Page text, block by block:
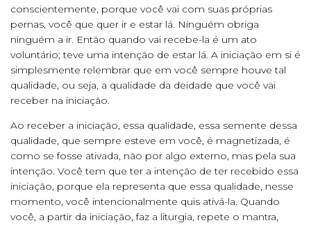
conscientemente, porque você vai com suas próprias
pernas, você que quer ir e estar lá. Ninguém obriga
ninguém a ir. Então quando vai recebe-la é um ato
voluntário; teve uma intenção de estar lá. A iniciação em si é
simplesmente relembrar que em você sempre houve tal
qualidade, ou seja, a qualidade da deidade que você vai
receber na iniciação.
Ao receber a iniciação, essa qualidade, essa semente dessa
qualidade, que sempre esteve em você, é magnetizada, é
como se fosse ativada, não por algo externo, mas pela sua
intenção. Você tem que ter a intenção de ter recebido essa
iniciação, porque ela representa que essa qualidade, nesse
momento, você intencionalmente quis ativá-la. Quando
você, a partir da iniciação, faz a liturgia, repete o mantra,